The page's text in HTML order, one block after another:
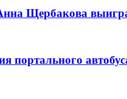
Щербакова
портального